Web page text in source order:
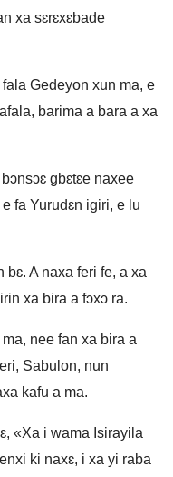
xa sɛrɛxɛbade
Gedeyon xun ma, e
barima a bara a xa
gbɛtɛe naxee
fa Yurudɛn igiri, e lu
A naxa feri fe, a xa
xa bira a fɔxɔ ra.
nee fan xa bira a
Sabulon, nun
kafu a ma.
«Xa i wama Isirayila
ki naxɛ, i xa yi raba